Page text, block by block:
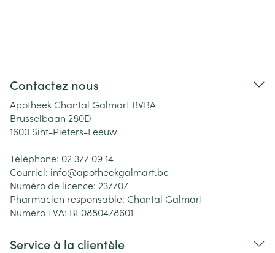
Contactez nous
Apotheek Chantal Galmart BVBA
Brusselbaan 280D
1600 Sint-Pieters-Leeuw
Téléphone: 02 377 09 14
Courriel: info@apotheekgalmart.be
Numéro de licence: 237707
Pharmacien responsable: Chantal Galmart
Numéro TVA: BE0880478601
Service à la clientèle